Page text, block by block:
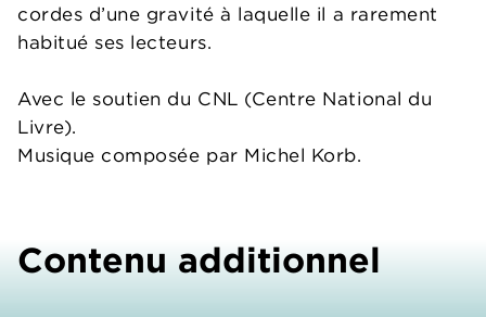
cordes d’une gravité à laquelle il a rarement
habitué ses lecteurs.
Avec le soutien du CNL (Centre National du
Livre).
Musique composée par Michel Korb.
Contenu additionnel